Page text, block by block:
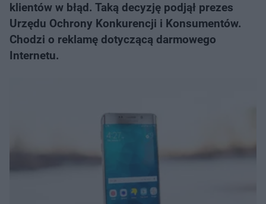
klientów w błąd. Taką decyzję podjął prezes
Urzędu Ochrony Konkurencji i Konsumentów.
Chodzi o reklamę dotyczącą darmowego
Internetu.